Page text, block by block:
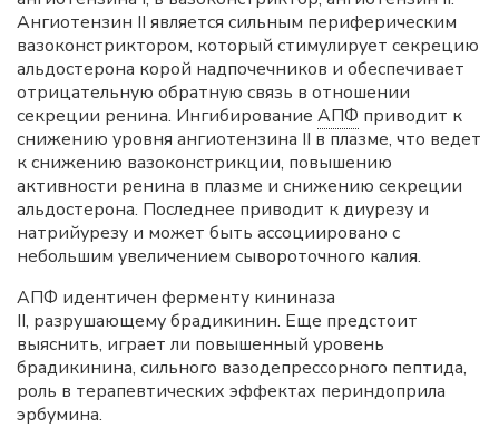
Ангиотензин II является сильным периферическим
вазоконстриктором, который стимулирует секрецию
альдостерона корой надпочечников и обеспечивает
отрицательную обратную связь в отношении
секреции ренина. Ингибирование АПФ приводит к
снижению уровня ангиотензина II в плазме, что ведет
к снижению вазоконстрикции, повышению
активности ренина в плазме и снижению секреции
альдостерона. Последнее приводит к диурезу и
натрийурезу и может быть ассоциировано с
небольшим увеличением сывороточного калия.
АПФ идентичен ферменту кининаза
II, разрушающему брадикинин. Еще предстоит
выяснить, играет ли повышенный уровень
брадикинина, сильного вазодепрессорного пептида,
роль в терапевтических эффектах периндоприла
эрбумина.